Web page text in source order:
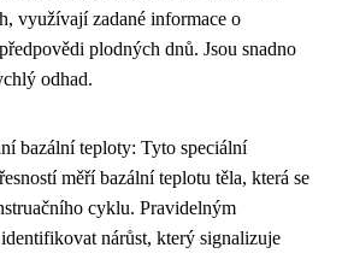
využívají zadané informace o
plodných dnů. Jsou snadno
odhad.
bazální teploty: Tyto speciální
měří bazální teplotu těla, která se
cyklu. Pravidelným
nárůst, který signalizuje